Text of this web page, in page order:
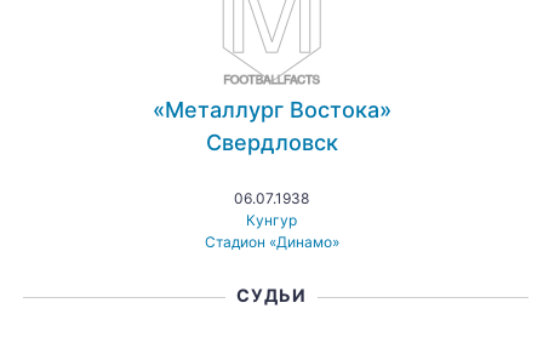
«Металлург Востока»
Свердловск
06.07.1938
Кунгур
Стадион «Динамо»
СУДЬИ